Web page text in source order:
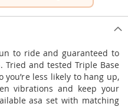
to ride and guaranteed to
Tried and tested Triple Base
you’re less likely to hang up,
vibrations and keep your
asa set with matching